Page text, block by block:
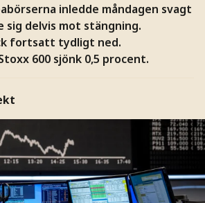
inledde måndagen svagt
sig delvis mot stängning.
fortsatt tydligt ned.
600 sjönk 0,5 procent.